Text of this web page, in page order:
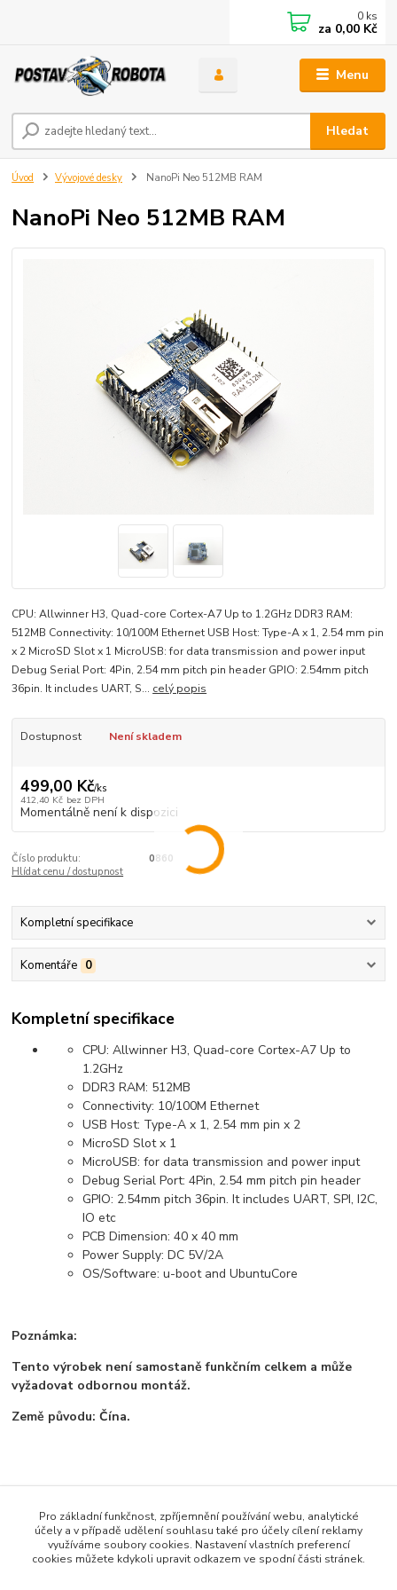
Menu
Hledat
0 ks
za 0,00 Kč
Úvod Vývojové desky NanoPi Neo 512MB RAM
NanoPi Neo 512MB RAM
CPU: Allwinner H3, Quad-core Cortex-A7 Up to 1.2GHz DDR3 RAM:
512MB Connectivity: 10/100M Ethernet USB Host: Type-A x 1, 2.54 mm pin
x 2 MicroSD Slot x 1 MicroUSB: for data transmission and power input
Debug Serial Port: 4Pin, 2.54 mm pitch pin header GPIO: 2.54mm pitch
36pin. It includes UART, S... celý popis
Dostupnost Není skladem
499,00 Kč/ks
412,40 Kč bez DPH
Momentálně není k dispozici
Číslo produktu:
0860
Hlídat cenu / dostupnost
Kompletní specifikace
Komentáře 0
Kompletní specifikace
CPU: Allwinner H3, Quad-core Cortex-A7 Up to
1.2GHz
DDR3 RAM: 512MB
Connectivity: 10/100M Ethernet
USB Host: Type-A x 1, 2.54 mm pin x 2
MicroSD Slot x 1
MicroUSB: for data transmission and power input
Debug Serial Port: 4Pin, 2.54 mm pitch pin header
GPIO: 2.54mm pitch 36pin. It includes UART, SPI, I2C,
IO etc
PCB Dimension: 40 x 40 mm
Power Supply: DC 5V/2A
OS/Software: u-boot and UbuntuCore
Poznámka:
Tento výrobek není samostaně funkčním celkem a může
vyžadovat odbornou montáž.
Země původu: Čína.
Všechno zboží
Vývojové desky
Pro základní funkčnost, zpříjemnění používání webu, analytické
účely a v případě udělení souhlasu také pro účely cílení reklamy
využíváme soubory cookies. Nastavení vlastních preferencí
cookies můžete kdykoli upravit odkazem ve spodní části stránek.